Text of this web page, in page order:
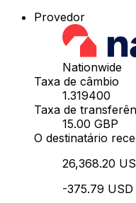
Provedor
Nationwide
Taxa de câmbio
1.319400
Taxa de
15.00 GBP
O destinatário
26,368.20
-375.79 USD